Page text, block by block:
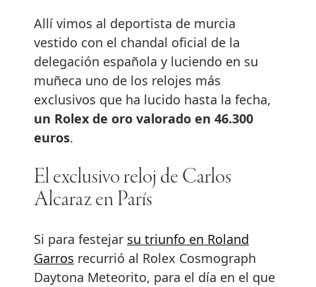
Allí vimos al deportista de murcia
vestido con el chandal oficial de la
delegación española y luciendo en su
muñeca uno de los relojes más
exclusivos que ha lucido hasta la fecha,
un Rolex de oro valorado en 46.300
euros.
El exclusivo reloj de Carlos
Alcaraz en París
Si para festejar su triunfo en Roland
Garros recurrió al Rolex Cosmograph
Daytona Meteorito, para el día en el que